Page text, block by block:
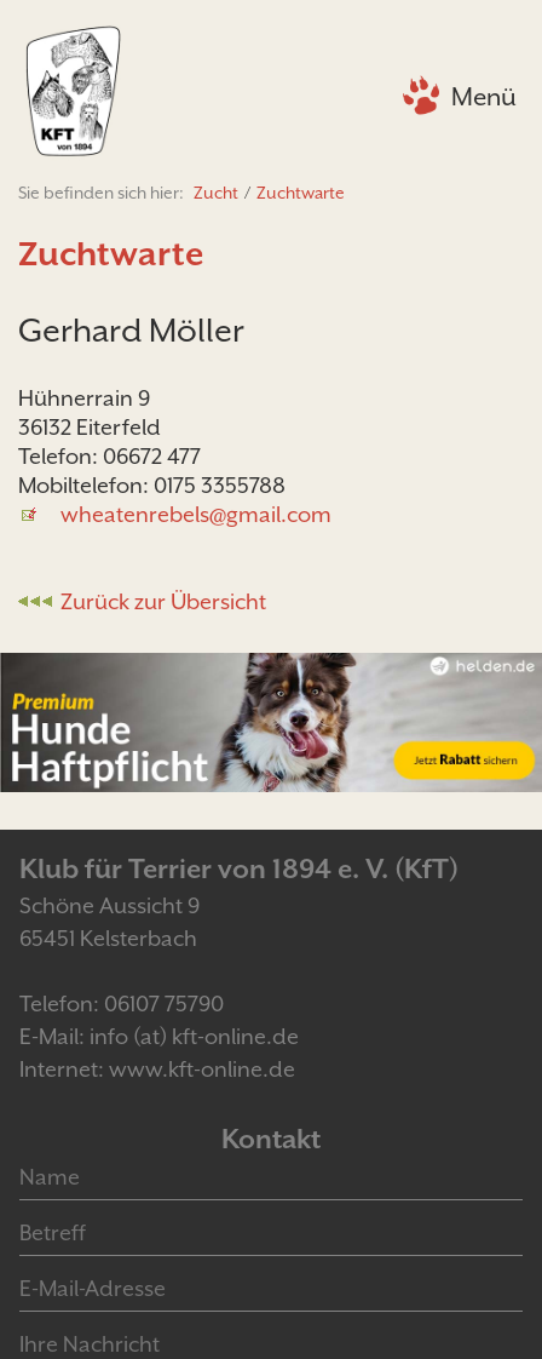
Menü
Sie befinden sich hier: Zucht / Zuchtwarte
Zuchtwarte
Gerhard Möller
Hühnerrain 9
36132 Eiterfeld
Telefon: 06672 477
Mobiltelefon: 0175 3355788
wheatenrebels@gmail.com
Zurück zur Übersicht
Klub für Terrier von 1894 e. V. (KfT)
Schöne Aussicht 9
65451 Kelsterbach
Telefon: 06107 75790
E-Mail: info (at) kft-online.de
Internet: www.kft-online.de
Kontakt